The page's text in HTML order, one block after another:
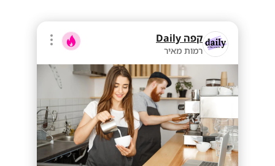
קפה Daily
רמות מאיר